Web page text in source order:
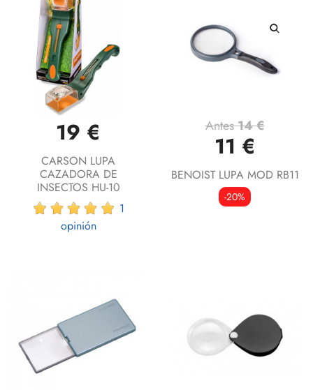
19 €
CARSON LUPA
CAZADORA DE
INSECTOS HU-10
1
opinión
Antes14 €
11 €
BENOIST LUPA MOD RB11
-20%